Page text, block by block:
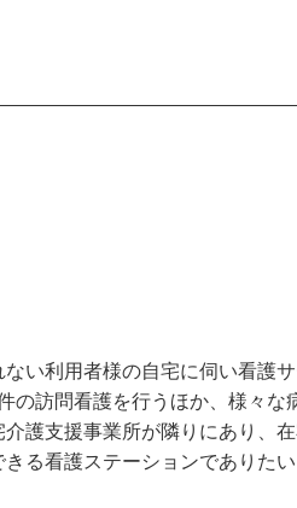
い利用者様の自宅に伺い看護サ
訪問看護を行うほか、様々な
護支援事業所が隣りにあり、
る看護ステーションでありたい